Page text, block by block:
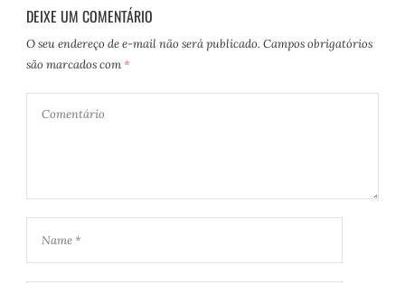
DEIXE UM COMENTÁRIO
O seu endereço de e-mail não será publicado. Campos obrigatórios
são marcados com *